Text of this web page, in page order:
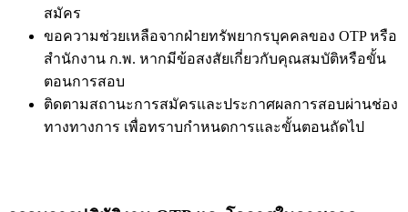
สมัคร
ขอความช่วยเหลือจากฝ่ายทรัพยากรบุคคลของ OTP หรือ
สำนักงาน ก.พ. หากมีข้อสงสัยเกี่ยวกับคุณสมบัติหรือขั้น
ตอนการสอบ
ติดตามสถานะการสมัครและประกาศผลการสอบผ่านช่อง
ทางทางการ เพื่อทราบกำหนดการและขั้นตอนถัดไป